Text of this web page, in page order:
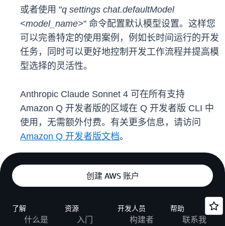
或者使用 "q settings chat.defaultModel
<model_name>" 命令配置默认模型设置。这样您
可以完善特定的使用案例，例如长时间运行的开发
任务，同时可以更好地控制开发工作流程并提高模
型选择的灵活性。
Anthropic Claude Sonnet 4 可在所有支持
Amazon Q 开发者版的区域在 Q 开发者版 CLI 中
使用，无需额外付费。有关更多信息，请访问
Amazon Q 开发者版文档。
创建 AWS 账户
了解
什么是
资源
入门
开发人员
构建者
帮助
联系我